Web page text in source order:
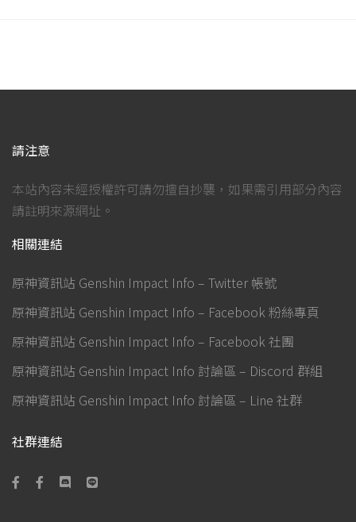
請注意
本站內容未經授權許可請勿擅自抄襲，如果需引用部分內容
請註明來源網址。
相關連結
原神資訊站 Genshin Impact Info – Twitter 帳號
原神資訊站 Genshin Impact Info – Facebook 粉絲專頁
原神資訊站 Genshin Impact Info – Facebook 社團
原神資訊站 Genshin Impact Info 討論區 – Discord 群組
原神資訊站 Genshin Impact Info 討論區 – Line 社群
社群連結